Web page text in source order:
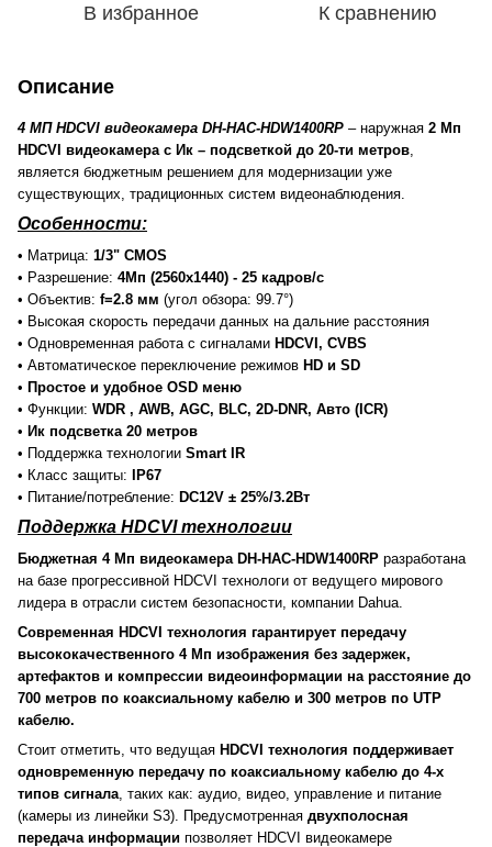
В избранное К сравнению
Описание
4 МП HDCVI видеокамера DH-HAC-HDW1400RP – наружная 2 Мп
HDCVI видеокамера с Ик – подсветкой до 20-ти метров
является бюджетным решением для модернизации уже
существующих, традиционных систем видеонаблюдения.
Особенности:
• Матрица: 1/3" CMOS
• Разрешение: 4Мп (2560х1440) - 25 кадров/с
• Объектив: f=2.8 мм (угол обзора: 99.7°)
• Высокая скорость передачи данных на дальние расстояния
• Одновременная работа с сигналами HDCVI, CVBS
• Автоматическое переключение режимов HD и SD
• Простое и удобное OSD меню
• Функции: WDR , AWB, AGC, BLC, 2D-DNR, Авто (ICR)
• Ик подсветка 20 метров
• Поддержка технологии Smart IR
• Класс защиты: IP67
• Питание/потребление: DC12V ± 25%/3.2Вт
Поддержка HDCVI технологии
Бюджетная 4 Мп видеокамера DH-HAC-HDW1400RP разработана
на базе прогрессивной HDCVI технологи от ведущего мирового
лидера в отрасли систем безопасности, компании Dahua.
Современная HDCVI технология гарантирует передачу
высококачественного 4 Мп изображения без задержек,
артефактов и компрессии видеоинформации на расстояние до
700 метров по коаксиальному кабелю и 300 метров по UTP
кабелю.
Стоит отметить, что ведущая HDCVI технология поддерживает
одновременную передачу по коаксиальному кабелю до 4-х
типов сигнала , таких как: аудио, видео, управление и питание
(камеры из линейки S3). Предусмотренная двухполосная
передача информации позволяет HDCVI видеокамере